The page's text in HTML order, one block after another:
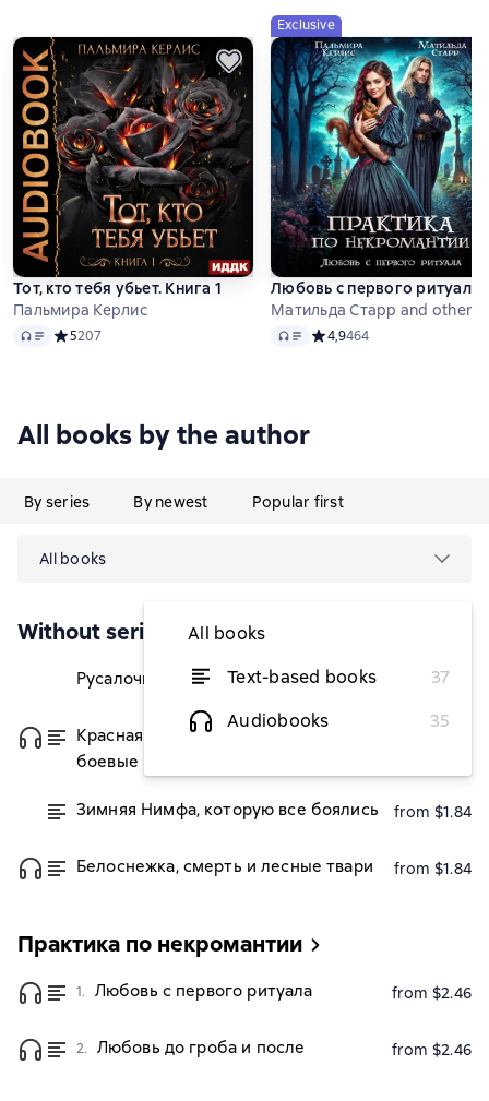
Тот, кто тебя убьет. Книга 1
Пальмира Керлис
Audio Средний рейтинг 5 на основе 207 оценок
5207
Exclusive
Любовь с первого ритуала
Матильда Старр and others
Audio Средний рейтинг 4,9 на
4,9464
All books by the author
By series By newest Popular first
All books
All books
Text-based books
37
Audiobooks
35
Without series
Русалочка, фикция и раздача лещей from $1.84
Красная Шапочка, оборотни и
боевые пирожки
Зимняя Нимфа, которую все боялись from $1.84
Белоснежка, смерть и лесные твари from $1.84
Практика по некромантии
1. Любовь с первого ритуала from $2.46
2. Любовь до гроба и после from $2.46